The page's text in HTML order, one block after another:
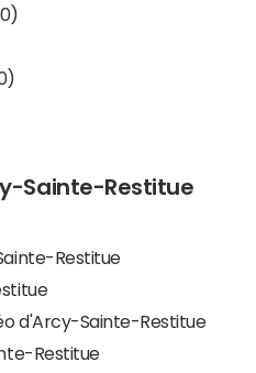
Sainte-Restitue
Restitue
d'Arcy-Sainte-Restitue
Restitue